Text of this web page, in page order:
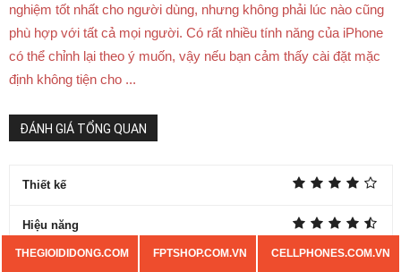
nghiệm tốt nhất cho người dùng, nhưng không phải lúc nào cũng
phù hợp với tất cả mọi người. Có rất nhiều tính năng của iPhone
có thể chỉnh lại theo ý muốn, vậy nếu bạn cảm thấy cài đặt mặc
định không tiện cho ...
ĐÁNH GIÁ TỔNG QUAN
Thiết kế
Hiệu năng
THEGIOIDIDONG.COM FPTSHOP.COM.VN CELLPHONES.COM.VN